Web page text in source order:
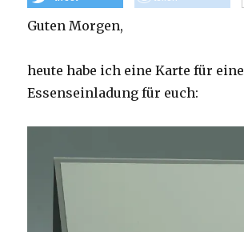
Guten Morgen,
heute habe ich eine Karte für eine
Essenseinladung für euch: